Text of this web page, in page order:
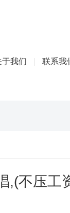
于我们 联系我
,(不压工